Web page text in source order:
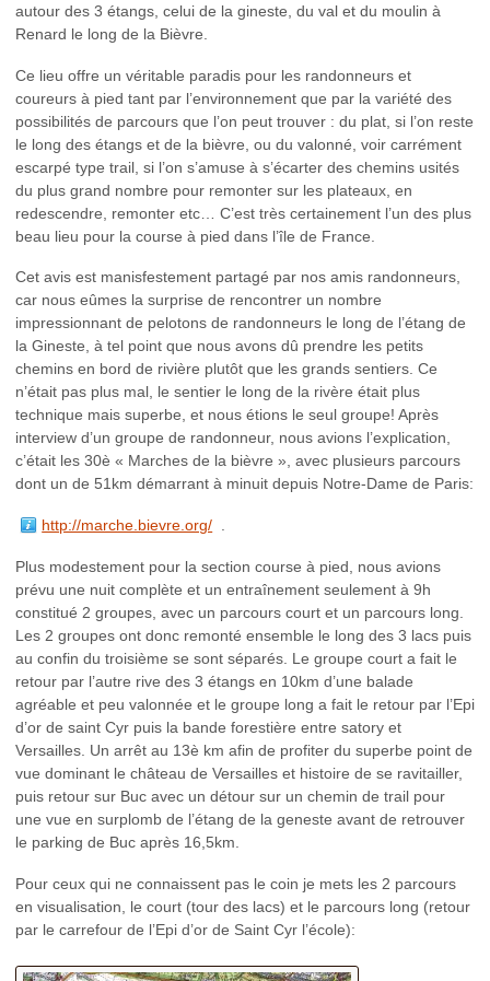
autour des 3 étangs, celui de la gineste, du val et du moulin à
Renard le long de la Bièvre.
Ce lieu offre un véritable paradis pour les randonneurs et
coureurs à pied tant par l’environnement que par la variété des
possibilités de parcours que l’on peut trouver : du plat, si l’on reste
le long des étangs et de la bièvre, ou du valonné, voir carrément
escarpé type trail, si l’on s’amuse à s’écarter des chemins usités
du plus grand nombre pour remonter sur les plateaux, en
redescendre, remonter etc… C’est très certainement l’un des plus
beau lieu pour la course à pied dans l’île de France.
Cet avis est manisfestement partagé par nos amis randonneurs,
car nous eûmes la surprise de rencontrer un nombre
impressionnant de pelotons de randonneurs le long de l’étang de
la Gineste, à tel point que nous avons dû prendre les petits
chemins en bord de rivière plutôt que les grands sentiers. Ce
n’était pas plus mal, le sentier le long de la rivère était plus
technique mais superbe, et nous étions le seul groupe! Après
interview d’un groupe de randonneur, nous avions l’explication,
c’était les 30è « Marches de la bièvre », avec plusieurs parcours
dont un de 51km démarrant à minuit depuis Notre-Dame de Paris:
http://marche.bievre.org/
Plus modestement pour la section course à pied, nous avions
prévu une nuit complète et un entraînement seulement à 9h
constitué 2 groupes, avec un parcours court et un parcours long.
Les 2 groupes ont donc remonté ensemble le long des 3 lacs puis
au confin du troisième se sont séparés. Le groupe court a fait le
retour par l’autre rive des 3 étangs en 10km d’une balade
agréable et peu valonnée et le groupe long a fait le retour par l’Epi
d’or de saint Cyr puis la bande forestière entre satory et
Versailles. Un arrêt au 13è km afin de profiter du superbe point de
vue dominant le château de Versailles et histoire de se ravitailler,
puis retour sur Buc avec un détour sur un chemin de trail pour
une vue en surplomb de l’étang de la geneste avant de retrouver
le parking de Buc après 16,5km.
Pour ceux qui ne connaissent pas le coin je mets les 2 parcours
en visualisation, le court (tour des lacs) et le parcours long (retour
par le carrefour de l’Epi d’or de Saint Cyr l’école):